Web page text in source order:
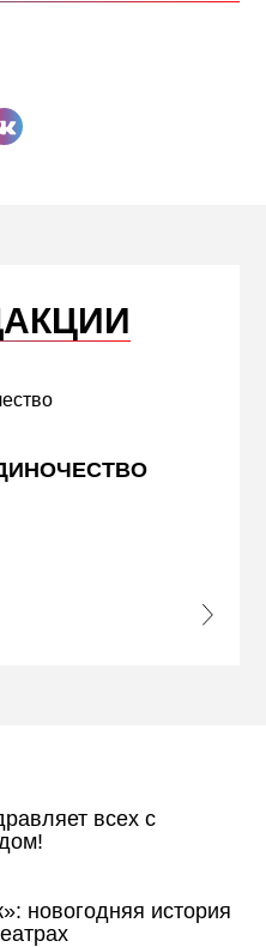
в Телеграме
ВКонтакте
Next
всех с
новогодняя история